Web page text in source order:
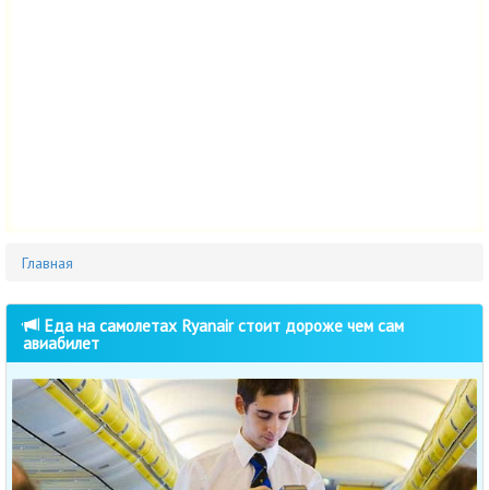
Главная
Еда на самолетах Ryanair стоит дороже чем сам
авиабилет